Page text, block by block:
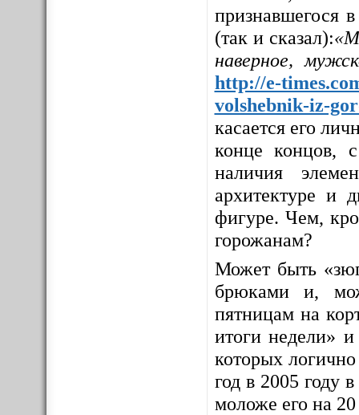
признавшегося
(так и сказал):
наверное,
http://e-
volshebnik-iz-
касается его
конце концов,
наличия
архитектуре и
фигуре. Чем,
горожанам?
Может быть
брюками и,
пятницам на
итоги недели»
которых
год в 2005 году
моложе его на 20